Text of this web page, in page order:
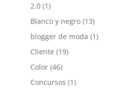
2.0(1)
Blanco y negro(13)
blogger de moda (1)
Cliente (19)
Color(46)
Concursos (1)